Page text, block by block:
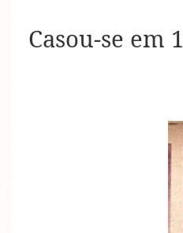
Casou-se em